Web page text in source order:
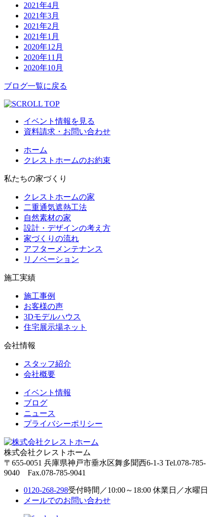
2021年4月
2021年3月
2021年2月
2021年1月
2020年12月
2020年11月
2020年10月
ブログ一覧に戻る
イベント情報を見る
資料請求・お問い合わせ
ホーム
クレストホームのお約束
私たちの家づくり
クレストホームの家
二重通気遮熱工法
自然素材の家
設計・デザインの考え方
家づくりの流れ
アフターメンテナンス
リノベーション
施工実績
施工事例
お客様の声
3Dモデルハウス
住宅展示場ネット
会社情報
スタッフ紹介
会社概要
イベント情報
ブログ
ニュース
プライバシーポリシー
株式会社クレストホーム
〒655-0051 兵庫県神戸市垂水区舞多聞西6-1-3 Tel.078-785-
9040 Fax.078-785-9041
0120-268-298受付時間／10:00～18:00 休業日／水曜日
メールでのお問い合わせ